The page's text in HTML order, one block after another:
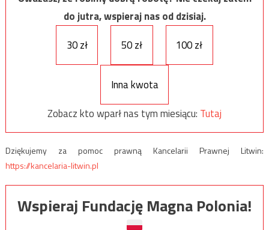
do jutra, wspieraj nas od dzisiaj.
30 zł
50 zł 100 zł
Inna kwota
Zobacz kto wparł nas tym miesiącu: Tutaj
Dziękujemy za pomoc prawną Kancelarii Prawnej Litwin:
https://kancelaria-litwin.pl
Wspieraj Fundację Magna Polonia!